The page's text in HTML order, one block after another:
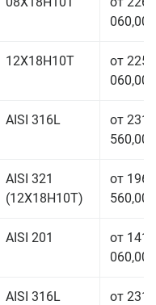
060,00
12Х18Н10Т
от 225
060,00
AISI 316L
от 231
560,00
AISI 321
(12Х18Н10Т)
от 196
560,00
AISI 201
от 141
060,00
AISI 316L
от 231